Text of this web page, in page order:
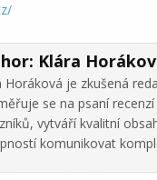
Klára
Horáková je zkušená
se na psaní
vytváří kvalitní
komunikovat